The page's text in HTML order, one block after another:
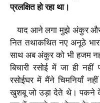
प्रलक्षित हो रहा था।
याद आने लगा मुझे अंकुर और
नित तथाकथित नए अनूठे
साथ अब अंकुर को भी हजम
बिचारी रसोई में जा ही
रसोईघर में मैंने चिमनियाँ
खुशबू जो उड़ा देते थे। पकने के